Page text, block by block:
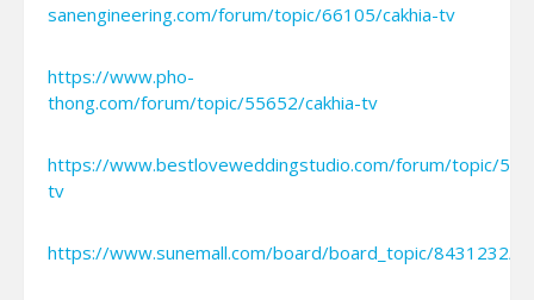
sanengineering.com/forum/topic/66105/cakhia-tv
https://www.pho-
thong.com/forum/topic/55652/cakhia-tv
https://www.bestloveweddingstudio.com/forum/topic/
tv
https://www.sunemall.com/board/board_topic/8431232/